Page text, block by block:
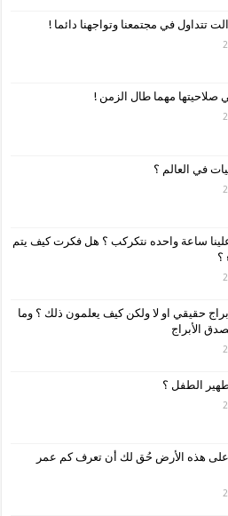
صلاحيتها مهما طال الزمن !
في العالم ؟
ساعة واحده نتكركب ؟ هل فكرت كيف يتم
؟
حقيقي او لا ولكن كيف يعلمون ذلك ؟ وما
الأبراج
الطفل ؟
على هذه الأرض حُق لك أن تعرف كم عمر